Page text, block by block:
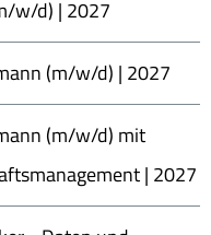
w/d) | 2027
(m/w/d) | 2027
(m/w/d) mit
| 2027